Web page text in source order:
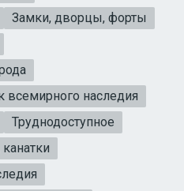
Замки, дворцы, форты
всемирного наследия
Труднодоступное